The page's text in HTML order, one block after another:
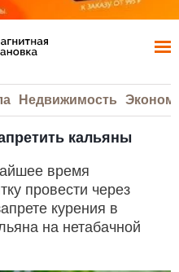
Недвижимость
кальяны
время
провести через
курения в
на нетабачной